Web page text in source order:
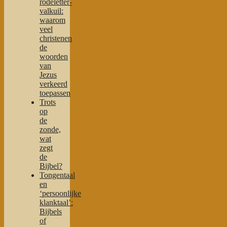
rodeletter-
valkuil:
waarom
veel
christenen
de
woorden
van
Jezus
verkeerd
toepassen
Trots
op
de
zonde,
wat
zegt
de
Bijbel?
Tongentaal
en
‘persoonlijke
klanktaal’:
Bijbels
of